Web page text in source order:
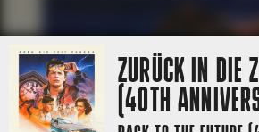
ZURÜCK IN DIE
(40TH